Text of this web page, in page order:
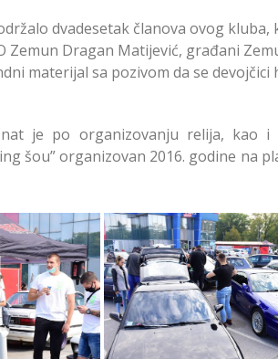
dvadesetak članova ovog kluba,
Dragan Matijević, građani
materijal sa pozivom da se devojčici
je po organizovanju relija, kao i
šou” organizovan 2016. godine na
Akcija
za Unino
Održana
”Sipaj Litar Manje
Zdravlje” u